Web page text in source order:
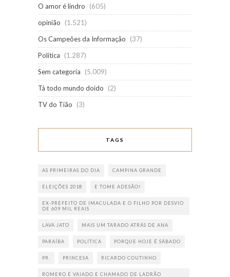
O amor é lindro
(605)
opinião
(1.521)
Os Campeões da Informação
(37)
Política
(1.287)
Sem categoria
(5.009)
Tá todo mundo doido
(2)
TV do Tião
(3)
TAGS
AS PRIMEIRAS DO DIA CAMPINA GRANDE
ELEIÇÕES 2018 E TOME ADESÃO!
EX-PREFEITO DE IMACULADA E O FILHO POR DESVIO
DE 609 MIL REAIS
LAVA JATO MAIS UM TARADO ATRÁS DE ANA
PARAÍBA POLÍTICA PORQUE HOJE É SÁBADO
PR. PRINCESA RICARDO COUTINHO
ROMERO É VAIADO E CHAMADO DE LADRÃO